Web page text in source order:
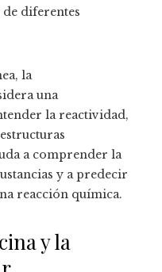
diferentes
la
una
la reactividad,
a comprender la
y a predecir
reacción química.
y la